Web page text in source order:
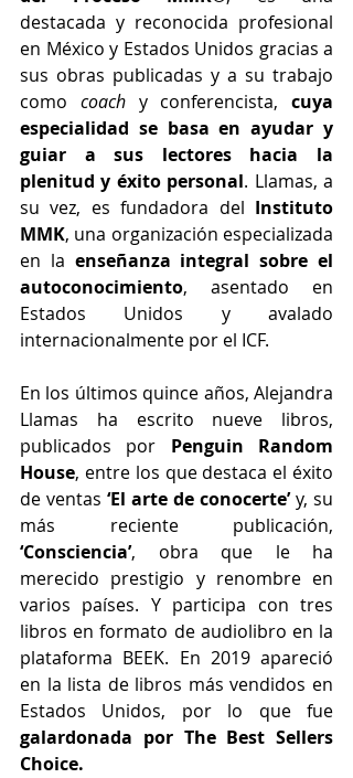
destacada y reconocida profesional
en México y Estados Unidos gracias a
sus obras publicadas y a su trabajo
como coach y conferencista, cuya
especialidad se basa en ayudar y
guiar a sus lectores hacia la
plenitud y éxito personal. Llamas, a
su vez, es fundadora del Instituto
MMK, una organización especializada
en la enseñanza integral sobre el
autoconocimiento, asentado en
Estados Unidos y avalado
internacionalmente por el ICF.
En los últimos quince años, Alejandra
Llamas ha escrito nueve libros,
publicados por Penguin Random
House, entre los que destaca el éxito
de ventas ‘El arte de conocerte’ y, su
‘Consciencia’, obra que le ha
merecido prestigio y renombre en
varios países. Y participa con tres
libros en formato de audiolibro en la
plataforma BEEK. En 2019 apareció
en la lista de libros más vendidos en
galardonada por The Best Sellers
Choice.